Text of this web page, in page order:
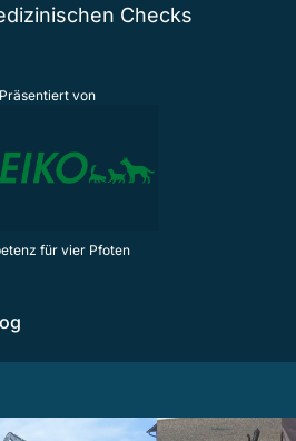
Checks
Präsentiert von
für vier Pfoten